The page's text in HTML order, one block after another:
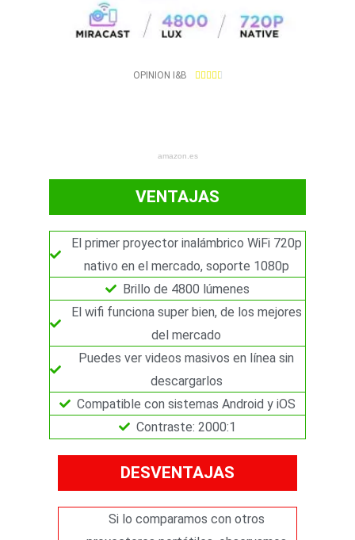
OPINION I&B 4
amazon.es
VENTAJAS
El primer proyector inalámbrico WiFi 720p
nativo en el mercado, soporte 1080p
Brillo de 4800 lúmenes
El wifi funciona super bien, de los mejores
del mercado
Puedes ver videos masivos en línea sin
descargarlos
Compatible con sistemas Android y iOS
Contraste: 2000:1
DESVENTAJAS
Si lo comparamos con otros